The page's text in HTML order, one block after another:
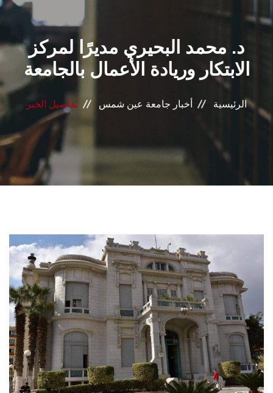
القطاعـات
الشئون الأكاديمية
البحث العلمي
الرعاية الصحية
المراكز والوحدات
الأنظمة الذكية
تواصل معنا
الطلاب
هيئة التدريس
الدراسات العليا
الخريجين
د. محمد البحيري مديرًا لمركز
الابتكار وريادة الأعمال بالجامعة
الرئيسية أخبار جامعة عين شمس تفاصيل الخبر